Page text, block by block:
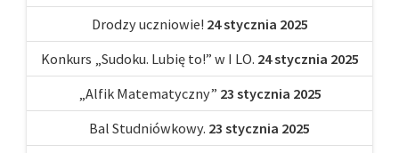
Drodzy uczniowie! 24 stycznia 2025
Konkurs „Sudoku. Lubię to!” w I LO. 24 stycznia 2025
„Alfik Matematyczny” 23 stycznia 2025
Bal Studniówkowy. 23 stycznia 2025